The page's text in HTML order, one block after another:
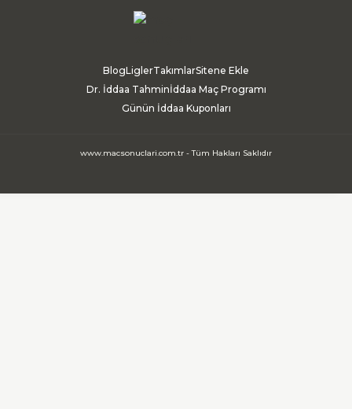
BlogLiglerTakımlarSitene Ekle
Dr. İddaa Tahminİddaa Maç Programı
Günün İddaa Kuponları
www.macsonuclari.com.tr - Tüm Hakları Saklıdır